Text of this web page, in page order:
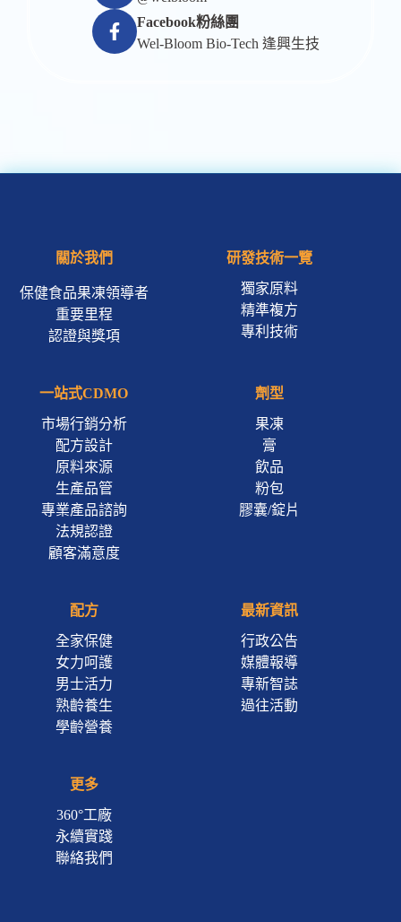
Facebook粉絲團
Wel-Bloom Bio-Tech 逢興生技
關於我們
保健食品果凍領導者
重要里程
認證與獎項
研發技術一覽
獨家原料
精準複方
專利技術
一站式CDMO
市場行銷分析
配方設計
原料來源
生產品管
專業產品諮詢
法規認證
顧客滿意度
劑型
果凍
膏
飲品
粉包
膠囊/錠片
配方
全家保健
女力呵護
男士活力
熟齡養生
學齡營養
最新資訊
行政公告
媒體報導
專新智誌
過往活動
更多
360°工廠
永續實踐
聯絡我們